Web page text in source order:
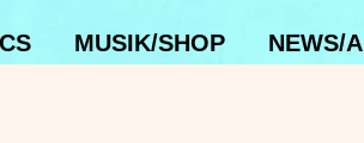
MUSIK/SHOP NEWS/